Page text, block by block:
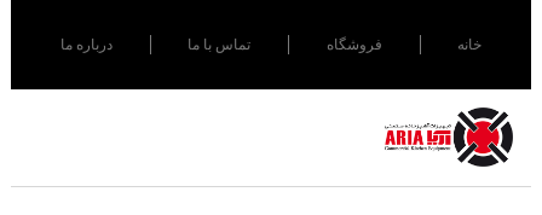
خانه فروشگاه تماس با ما درباره ما